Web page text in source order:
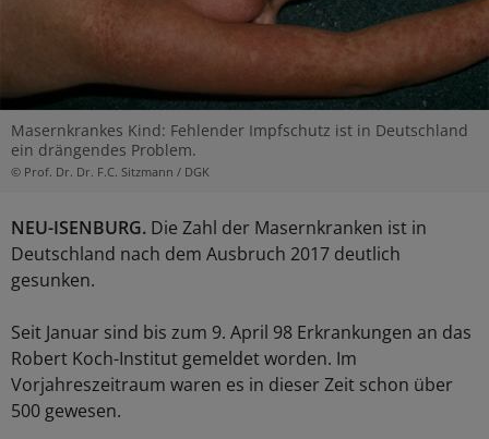
Masernkrankes Kind: Fehlender Impfschutz ist in Deutschland
ein drängendes Problem.
© Prof. Dr. Dr. F.C. Sitzmann / DGK
NEU-ISENBURG. Die Zahl der Masernkranken ist in
Deutschland nach dem Ausbruch 2017 deutlich
gesunken.
Seit Januar sind bis zum 9. April 98 Erkrankungen an das
Robert Koch-Institut gemeldet worden. Im
Vorjahreszeitraum waren es in dieser Zeit schon über
500 gewesen.